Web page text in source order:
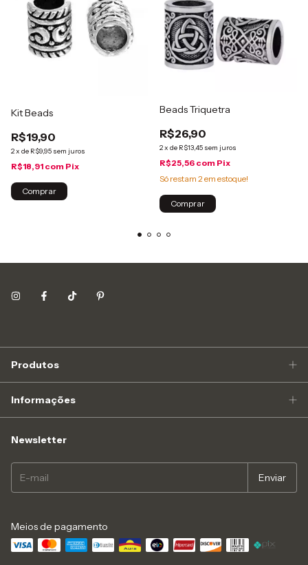
Kit Beads
R$19,90
2x de R$9,95 sem juros
R$18,91 com Pix
Beads Triquetra
R$26,90
2x de R$13,45 sem juros
R$25,56 com Pix
Só restam 2em estoque!
Produtos
Informações
Newsletter
Meios de pagamento